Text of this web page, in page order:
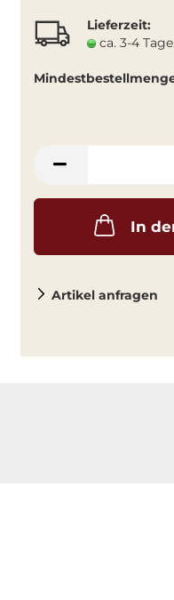
Lieferzeit:
ca. 3-4 Tage
In
Artikel anfragen